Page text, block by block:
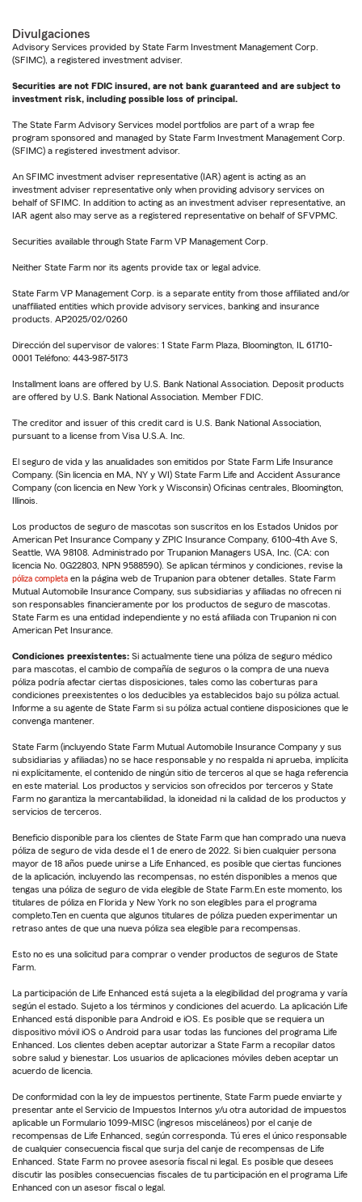
Divulgaciones
Advisory Services provided by State Farm Investment Management Corp.
(SFIMC), a registered investment adviser.
Securities are not FDIC insured, are not bank guaranteed and are subject to
investment risk, including possible loss of principal.
The State Farm Advisory Services model portfolios are part of a wrap fee
program sponsored and managed by State Farm Investment Management Corp.
(SFIMC) a registered investment advisor.
An SFIMC investment adviser representative (IAR) agent is acting as an
investment adviser representative only when providing advisory services on
behalf of SFIMC. In addition to acting as an investment adviser representative, an
IAR agent also may serve as a registered representative on behalf of SFVPMC.
Securities available through State Farm VP Management Corp.
Neither State Farm nor its agents provide tax or legal advice.
State Farm VP Management Corp. is a separate entity from those affiliated and/or
unaffiliated entities which provide advisory services, banking and insurance
products. AP2025/02/0260
Dirección del supervisor de valores: 1 State Farm Plaza, Bloomington, IL 61710-
0001 Teléfono: 443-987-5173
Installment loans are offered by U.S. Bank National Association. Deposit products
are offered by U.S. Bank National Association. Member FDIC.
The creditor and issuer of this credit card is U.S. Bank National Association,
pursuant to a license from Visa U.S.A. Inc.
El seguro de vida y las anualidades son emitidos por State Farm Life Insurance
Company. (Sin licencia en MA, NY y WI) State Farm Life and Accident Assurance
Company (con licencia en New York y Wisconsin) Oficinas centrales, Bloomington,
Illinois.
Los productos de seguro de mascotas son suscritos en los Estados Unidos por
American Pet Insurance Company y ZPIC Insurance Company, 6100-4th Ave S,
Seattle, WA 98108. Administrado por Trupanion Managers USA, Inc. (CA: con
licencia No. 0G22803, NPN 9588590). Se aplican términos y condiciones, revise la
póliza completa en la página web de Trupanion para obtener detalles. State Farm
Mutual Automobile Insurance Company, sus subsidiarias y afiliadas no ofrecen ni
son responsables financieramente por los productos de seguro de mascotas.
State Farm es una entidad independiente y no está afiliada con Trupanion ni con
American Pet Insurance.
Condiciones preexistentes: Si actualmente tiene una póliza de seguro médico
para mascotas, el cambio de compañía de seguros o la compra de una nueva
póliza podría afectar ciertas disposiciones, tales como las coberturas para
condiciones preexistentes o los deducibles ya establecidos bajo su póliza actual.
Informe a su agente de State Farm si su póliza actual contiene disposiciones que le
convenga mantener.
State Farm (incluyendo State Farm Mutual Automobile Insurance Company y sus
subsidiarias y afiliadas) no se hace responsable y no respalda ni aprueba, implícita
ni explícitamente, el contenido de ningún sitio de terceros al que se haga referencia
en este material. Los productos y servicios son ofrecidos por terceros y State
Farm no garantiza la mercantabilidad, la idoneidad ni la calidad de los productos y
servicios de terceros.
Beneficio disponible para los clientes de State Farm que han comprado una nueva
póliza de seguro de vida desde el 1 de enero de 2022. Si bien cualquier persona
mayor de 18 años puede unirse a Life Enhanced, es posible que ciertas funciones
de la aplicación, incluyendo las recompensas, no estén disponibles a menos que
tengas una póliza de seguro de vida elegible de State Farm.En este momento, los
titulares de póliza en Florida y New York no son elegibles para el programa
completo.Ten en cuenta que algunos titulares de póliza pueden experimentar un
retraso antes de que una nueva póliza sea elegible para recompensas.
Esto no es una solicitud para comprar o vender productos de seguros de State
Farm.
La participación de Life Enhanced está sujeta a la elegibilidad del programa y varía
según el estado. Sujeto a los términos y condiciones del acuerdo. La aplicación Life
Enhanced está disponible para Android e iOS. Es posible que se requiera un
dispositivo móvil iOS o Android para usar todas las funciones del programa Life
Enhanced. Los clientes deben aceptar autorizar a State Farm a recopilar datos
sobre salud y bienestar. Los usuarios de aplicaciones móviles deben aceptar un
acuerdo de licencia.
De conformidad con la ley de impuestos pertinente, State Farm puede enviarte y
presentar ante el Servicio de Impuestos Internos y/u otra autoridad de impuestos
aplicable un Formulario 1099-MISC (ingresos misceláneos) por el canje de
recompensas de Life Enhanced, según corresponda. Tú eres el único responsable
de cualquier consecuencia fiscal que surja del canje de recompensas de Life
Enhanced. State Farm no provee asesoría fiscal ni legal. Es posible que desees
discutir las posibles consecuencias fiscales de tu participación en el programa Life
Enhanced con un asesor fiscal o legal.